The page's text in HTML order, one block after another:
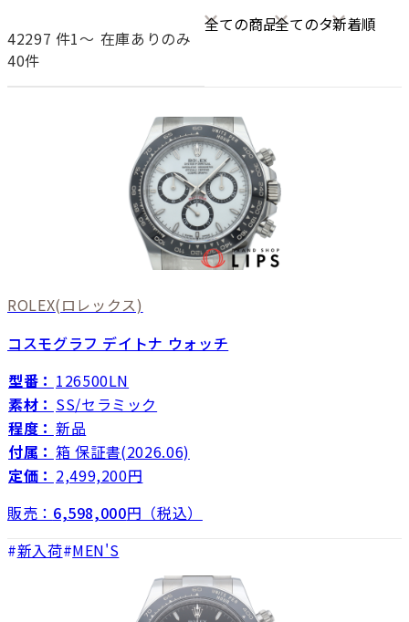
42297 件1〜
40件
在庫ありのみ
ROLEX(ロレックス)
コスモグラフ デイトナ ウォッチ
型番： 126500LN
素材： SS/セラミック
程度： 新品
付属： 箱 保証書(2026.06)
定価： 2,499,200円
販売： 6,598,000円（税込）
新入荷 MEN'S